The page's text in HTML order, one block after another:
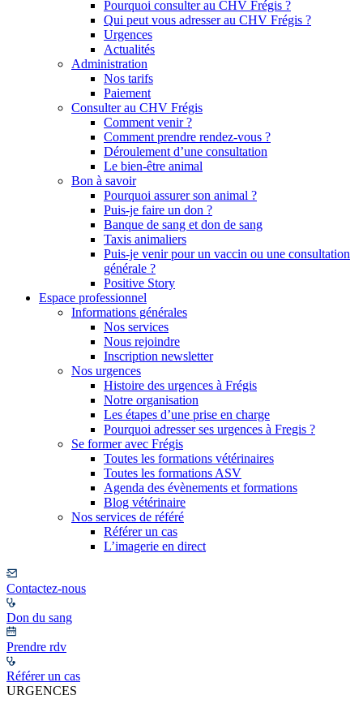
Pourquoi consulter au CHV Frégis ?
Qui peut vous adresser au CHV Frégis ?
Urgences
Actualités
Administration
Nos tarifs
Paiement
Consulter au CHV Frégis
Comment venir ?
Comment prendre rendez-vous ?
Déroulement d’une consultation
Le bien-être animal
Bon à savoir
Pourquoi assurer son animal ?
Puis-je faire un don ?
Banque de sang et don de sang
Taxis animaliers
Puis-je venir pour un vaccin ou une consultation
générale ?
Positive Story
Espace professionnel
Informations générales
Nos services
Nous rejoindre
Inscription newsletter
Nos urgences
Histoire des urgences à Frégis
Notre organisation
Les étapes d’une prise en charge
Pourquoi adresser ses urgences à Fregis ?
Se former avec Frégis
Toutes les formations vétérinaires
Toutes les formations ASV
Agenda des évènements et formations
Blog vétérinaire
Nos services de référé
Référer un cas
L’imagerie en direct
Contactez-nous
Don du sang
Prendre rdv
Référer un cas
URGENCES